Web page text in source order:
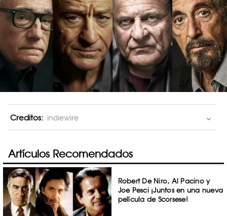
Creditos: indiewire
Artículos Recomendados
Robert De Niro, Al Pacino y
Joe Pesci ¡Juntos en una nueva
película de Scorsese!